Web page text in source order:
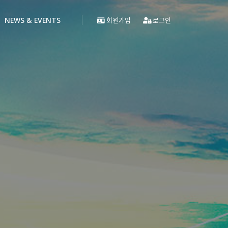
NEWS & EVENTS 회원가입 로그인